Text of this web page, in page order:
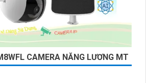
CAMERA NĂNG LƯƠNG MT